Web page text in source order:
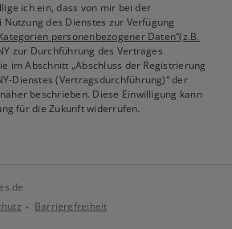
ich ein, dass von mir bei der
des Dienstes zur Verfügung
personenbezogener Daten“(z.B.
zur Durchführung des Vertrages
im Abschnitt „Abschluss der Registrierung
Dienstes (Vertragsdurchführung)“ der
näher beschrieben. Diese Einwilligung kann
für die Zukunft widerrufen.
Barrierefreiheit